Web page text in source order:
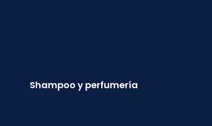
Shampoo y perfumería